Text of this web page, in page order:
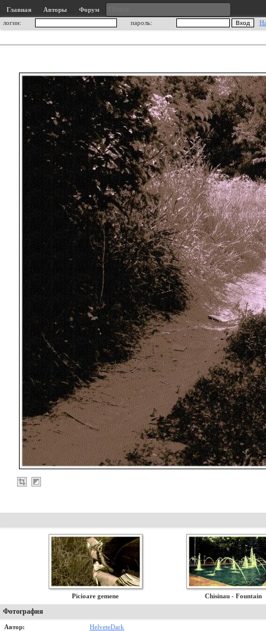
Главная Авторы
Форум
логин:
пароль:
Picioare gemene Chisinau - Fountain
Фотография
Автор: HelveteDark